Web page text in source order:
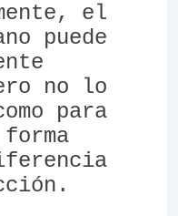
el
puede
no lo
para